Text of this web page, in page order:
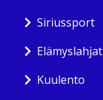
Siriussport
Elämyslahjat
Kuulento